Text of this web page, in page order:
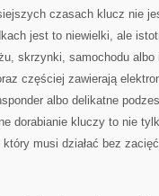
czasach klucz nie
jest to niewielki, ale
skrzynki, samochodu albo
częściej zawierają
albo delikatne
dorabianie kluczy to nie
który musi działać bez